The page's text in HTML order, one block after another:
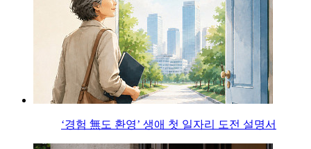
‘경험 無도 환영’ 생애 첫 일자리 도전 설명서